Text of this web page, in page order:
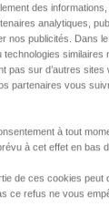
de
cette pièce à
accessoires de
des
analytiques,
nos publicités. Dans
similaires
pas sur d’autres
partenaires vous
à tout
à cet effet en bas
de ces cookies peut
ce refus ne vous